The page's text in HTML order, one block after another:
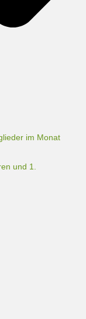
im Monat
und 1.